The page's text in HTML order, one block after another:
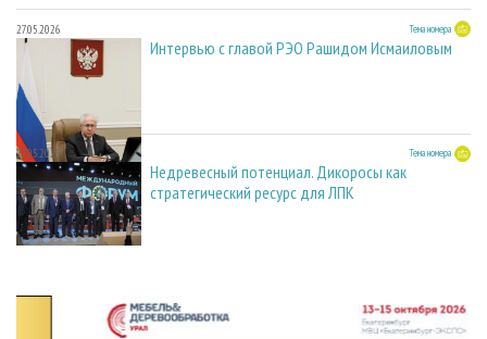
27.05.2026 Тема номера
Интервью с главой РЭО Рашидом Исмаиловым
27.05.2026 Тема номера
Недревесный потенциал. Дикоросы как
стратегический ресурс для ЛПК